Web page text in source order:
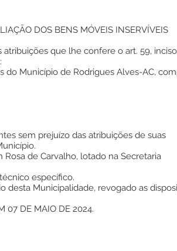
DOS BENS MÓVEIS INSERVÍVEIS
atribuições que lhe confere o art. 59,
do Município de Rodrigues Alves-AC,
sem prejuízo das atribuições de suas
de Carvalho, lotado na Secretaria
específico.
desta Municipalidade, revogado as
07 DE MAIO DE 2024.